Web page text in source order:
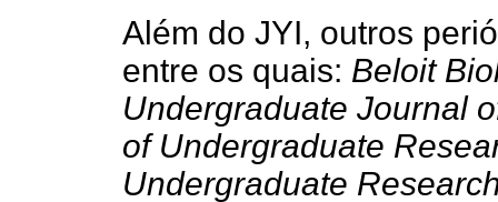
Além do JYI, outros
entre os quais: Beloit
Undergraduate Journal
of Undergraduate
Undergraduate